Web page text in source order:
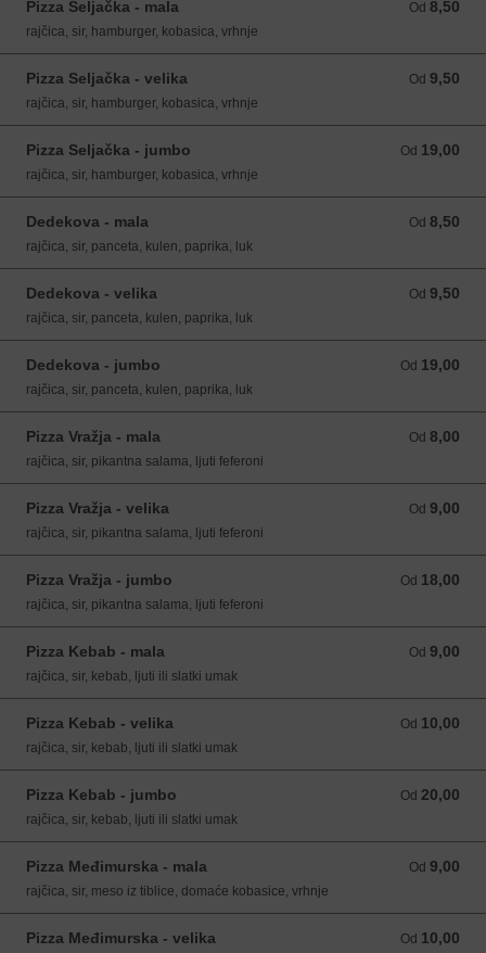
Pizza Seljačka - mala Od 8,50
Od 8,50 EUR
rajčica, sir, hamburger, kobasica, vrhnje
Pizza Seljačka - velika Od 9,50
Od 9,50 EUR
rajčica, sir, hamburger, kobasica, vrhnje
Pizza Seljačka - jumbo Od 19,00
Od 19,00 EUR
rajčica, sir, hamburger, kobasica, vrhnje
Dedekova - mala Od 8,50
Od 8,50 EUR
rajčica, sir, panceta, kulen, paprika, luk
Dedekova - velika Od 9,50
Od 9,50 EUR
rajčica, sir, panceta, kulen, paprika, luk
Dedekova - jumbo Od 19,00
Od 19,00 EUR
rajčica, sir, panceta, kulen, paprika, luk
Pizza Vražja - mala Od 8,00
Od 8,00 EUR
rajčica, sir, pikantna salama, ljuti feferoni
Pizza Vražja - velika Od 9,00
Od 9,00 EUR
rajčica, sir, pikantna salama, ljuti feferoni
Pizza Vražja - jumbo Od 18,00
Od 18,00 EUR
rajčica, sir, pikantna salama, ljuti feferoni
Pizza Kebab - mala Od 9,00
Od 9,00 EUR
rajčica, sir, kebab, ljuti ili slatki umak
Pizza Kebab - velika Od 10,00
Od 10,00 EUR
rajčica, sir, kebab, ljuti ili slatki umak
Pizza Kebab - jumbo Od 20,00
Od 20,00 EUR
rajčica, sir, kebab, ljuti ili slatki umak
Pizza Međimurska - mala Od 9,00
Od 9,00 EUR
rajčica, sir, meso iz tiblice, domaće kobasice, vrhnje
Pizza Međimurska - velika Od 10,00
Od 10,00 EUR